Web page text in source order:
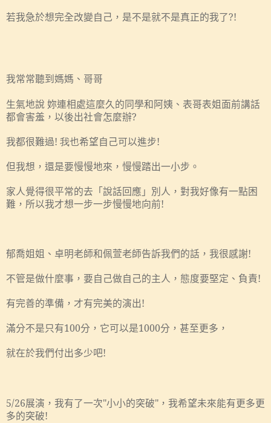
若我急於想完全改變自己，是不是就不是真正的我了?!
我常常聽到 媽媽、哥哥
生氣地說 妳連相處這麼久的同學和阿姨、表哥表姐面前講話
都會害羞，以後出社會怎麼辦?
我都很難過! 我也希望自己可以進步!
但我想， 還是要慢慢地來 ，慢慢踏出一小步 。
家人覺得很平常的去「說話回應」別人，對我好像有一點困
難，所以我才想一步一步慢慢地向前!
郁喬姐姐、卓明老師和佩萱老師告訴我們的話，我很感謝!
不管是做什麼事，要自己做自己的主人，態度要堅定、負責!
有完善的準備，才有完美的演出!
滿分不是只有100分，它可以是1000分，甚至更多，
就在於我們付出多少吧!
5/26展演，我有了一次"小小的突破" ，我希望未來能有更多更
多的突破!